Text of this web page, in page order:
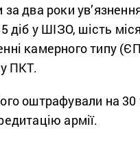
за два роки
діб у ШІЗО, шість
камерного типу
ПКТ.
оштрафували на 30
армії.